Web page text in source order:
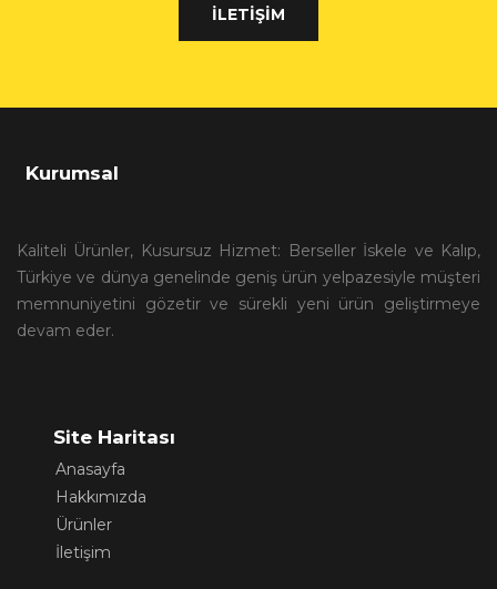
İLETIŞIM
Kurumsal
Kaliteli Ürünler, Kusursuz Hizmet: Berseller İskele ve Kalıp,
Türkiye ve dünya genelinde geniş ürün yelpazesiyle müşteri
memnuniyetini gözetir ve sürekli yeni ürün geliştirmeye
devam eder.
Site Haritası
Anasayfa
Hakkımızda
Ürünler
İletişim